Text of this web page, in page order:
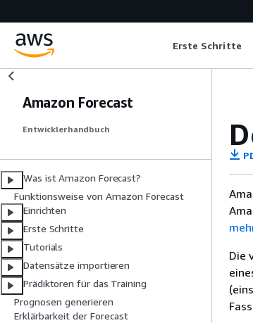
Erste Schritte
Amazon Forecast
Entwicklerhandbuch
Was ist Amazon Forecast?
Funktionsweise von Amazon Forecast
Einrichten
Erste Schritte
Tutorials
Datensätze importieren
Prädiktoren für das Training
Prognosen generieren
Erklärbarkeit der Forecast
Die